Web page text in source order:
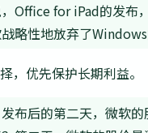
Office for iPad的发布
略性地放弃了Windows
，优先保护长期利益。
布后的第二天，微软的